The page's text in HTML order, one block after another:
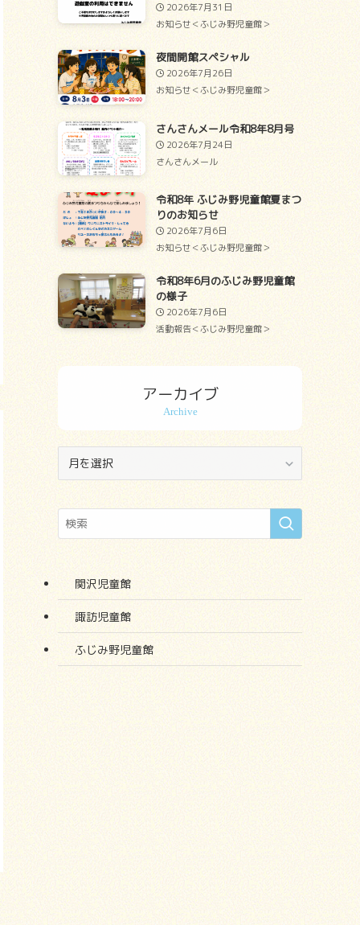
2026年7月31日
お知らせ＜ふじみ野児童館＞
夜間開館スペシャル
2026年7月26日
お知らせ＜ふじみ野児童館＞
さんさんメール令和8年8月号
2026年7月24日
さんさんメール
令和8年 ふじみ野児童館夏まつ
りのお知らせ
2026年7月6日
お知らせ＜ふじみ野児童館＞
令和8年6月のふじみ野児童館
の様子
2026年7月6日
活動報告＜ふじみ野児童館＞
アーカイブ
カ
イ
ブ
関沢児童館
諏訪児童館
ふじみ野児童館